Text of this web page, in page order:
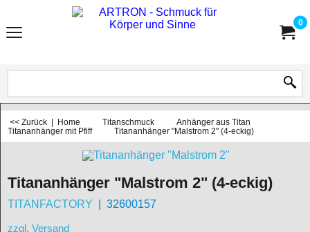
0
<< Zurück | Home Titanschmuck
Anhänger aus Titan
Titananhänger mit Pfiff
Titananhänger "Malstrom 2" (4-eckig)
Titananhänger "Malstrom 2" (4-eckig)
TITANFACTORY 32600157
zzgl. Versand